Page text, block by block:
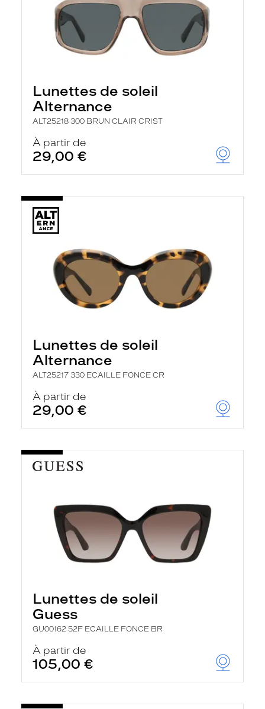
Lunettes de soleil
Alternance
ALT25218 300 BRUN CLAIR CRIST
À partir de
29,00 €
Lunettes de soleil
Alternance
ALT25217 330 ECAILLE FONCE CR
À partir de
29,00 €
Lunettes de soleil
Guess
GU00162 52F ECAILLE FONCE BR
À partir de
105,00 €